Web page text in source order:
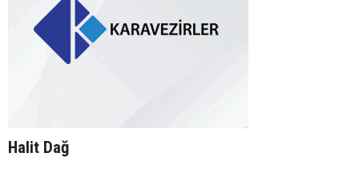
Halit Dağ